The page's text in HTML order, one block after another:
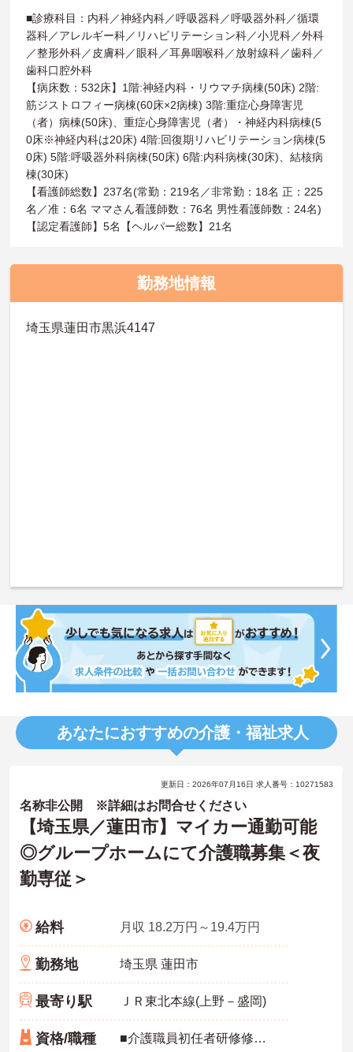
■診療科目：内科／神経内科／呼吸器科／呼吸器外科／循環
器科／アレルギー科／リハビリテーション科／小児科／外科
／整形外科／皮膚科／眼科／耳鼻咽喉科／放射線科／歯科／
歯科口腔外科
【病床数：532床】1階:神経内科・リウマチ病棟(50床) 2階:
筋ジストロフィー病棟(60床×2病棟) 3階:重症心身障害児
（者）病棟(50床)、重症心身障害児（者）・神経内科病棟(5
0床※神経内科は20床) 4階:回復期リハビリテーション病棟(5
0床) 5階:呼吸器外科病棟(50床) 6階:内科病棟(30床)、結核病
棟(30床)
【看護師総数】237名(常勤：219名／非常勤：18名 正：225
名／准：6名 ママさん看護師数：76名 男性看護師数：24名)
【認定看護師】5名【ヘルパー総数】21名
勤務地情報
埼玉県蓮田市黒浜4147
あなたにおすすめの介護・福祉求人
更新日：2026年07月16日 求人番号：10271583
名称非公開 ※詳細はお問合せください
【埼玉県／蓮田市】マイカー通勤可能
◎グループホームにて介護職募集＜夜
勤専従＞
給料 月収 18.2万円～19.4万円
勤務地 埼玉県 蓮田市
最寄り駅 ＪＲ東北本線(上野－盛岡)
資格/職種 ■介護職員初任者研修修了者、介護職員実務者研修修了者いずれか必須■介護実務経験半年以上必須（グループホームでの経験は問いません）■スマートフォンでのデータ入力が必須となります